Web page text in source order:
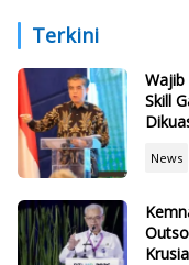
Bencana
Terkini
Wajib
Skill
News